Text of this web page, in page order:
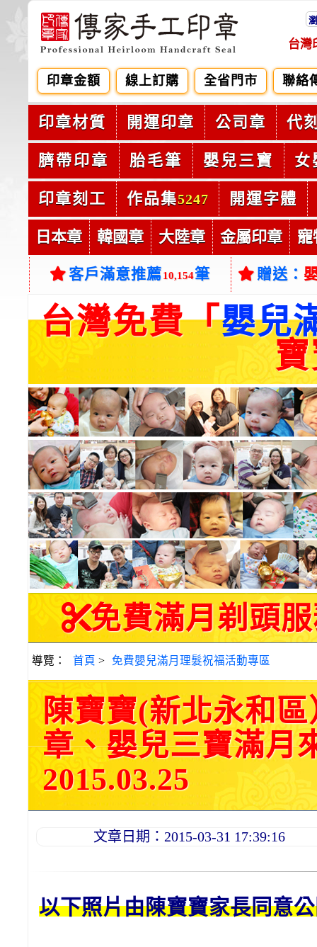
台灣
印章金額 線上訂購 全省門市 聯絡
印章材質 開運印章 公司章 代
臍帶印章 胎毛筆 嬰兒三寶 女
印章刻工 作品集5247 開運字體
日本章 韓國章 大陸章 金屬印章 寵
客戶滿意推薦10,154筆 贈送：
台灣免費「嬰兒
免費滿月剃頭服
導覽： 首頁 > 免費嬰兒滿月理髮祝福活動專區
陳寶寶(新北永和
章、嬰兒三寶滿月
2015.03.25
文章日期：2015-03-31 17:39:16
以下照片由陳寶寶家長同意